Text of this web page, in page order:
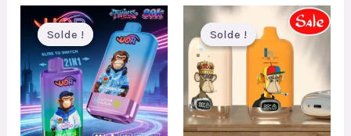
Solde !
Solde ! Solde !
Solde !